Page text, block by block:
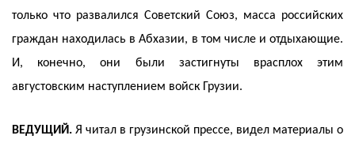
только что развалился Советский Союз, масса российских
граждан находилась в Абхазии, в том числе и отдыхающие.
И, конечно, они были застигнуты врасплох этим
августовским наступлением войск Грузии.
ВЕДУЩИЙ. Я читал в грузинской прессе, видел материалы о